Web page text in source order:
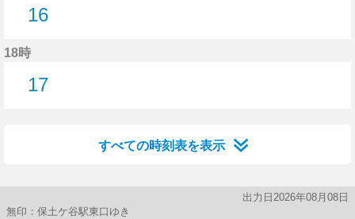
16
18時
17
すべての時刻表を表示
出力日2026年08月08日
無印：保土ケ谷駅東口ゆき